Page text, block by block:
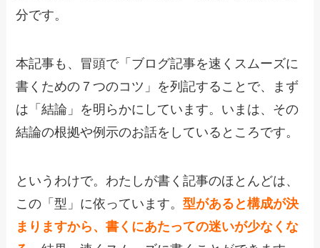
分です。
本記事も、冒頭で「ブログ記事を速くスムーズに
書くための７つのコツ」を列記することで、まず
は「結論」を明らかにしています。いまは、その
結論の根拠や例示のお話をしているところです。
というわけで。わたしが書く記事のほとんどは、
この「型」に依っています。型があると構成が決
まりますから、書くにあたっての迷いが少なくな